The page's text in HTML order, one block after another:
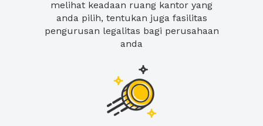
melihat keadaan ruang kantor yang
anda pilih, tentukan juga fasilitas
pengurusan legalitas bagi perusahaan
anda